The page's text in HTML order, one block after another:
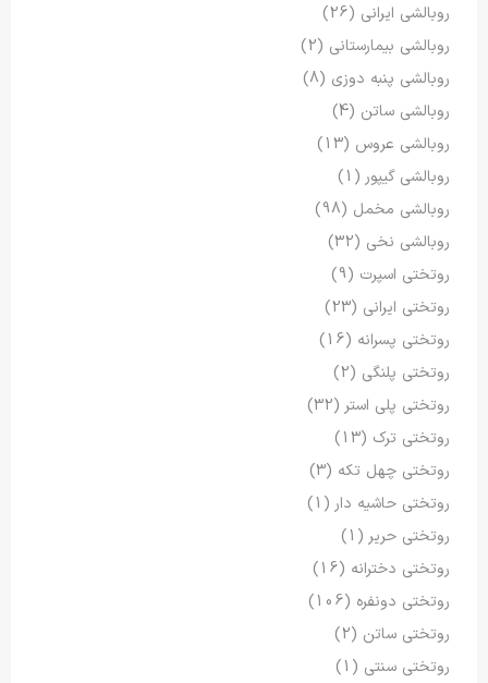
روبالشی ایرانی (26)
روبالشی بیمارستانی (2)
روبالشی پنبه دوزی (8)
روبالشی ساتن (4)
روبالشی عروس (13)
روبالشی گیپور (1)
روبالشی مخمل (98)
روبالشی نخی (32)
روتختی اسپرت (9)
روتختی ایرانی (23)
روتختی پسرانه (16)
روتختی پلنگی (2)
روتختی پلی استر (32)
روتختی ترک (13)
روتختی چهل تکه (3)
روتختی حاشیه دار (1)
روتختی حریر (1)
روتختی دخترانه (16)
روتختی دونفره (106)
روتختی ساتن (2)
روتختی سنتی (1)